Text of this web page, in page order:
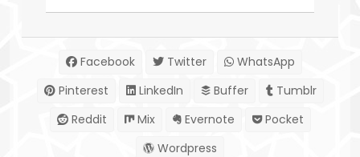
Facebook Twitter
WhatsApp
Pinterest
LinkedIn Buffer
Tumblr
Reddit
Mix Evernote
Pocket
Wordpress